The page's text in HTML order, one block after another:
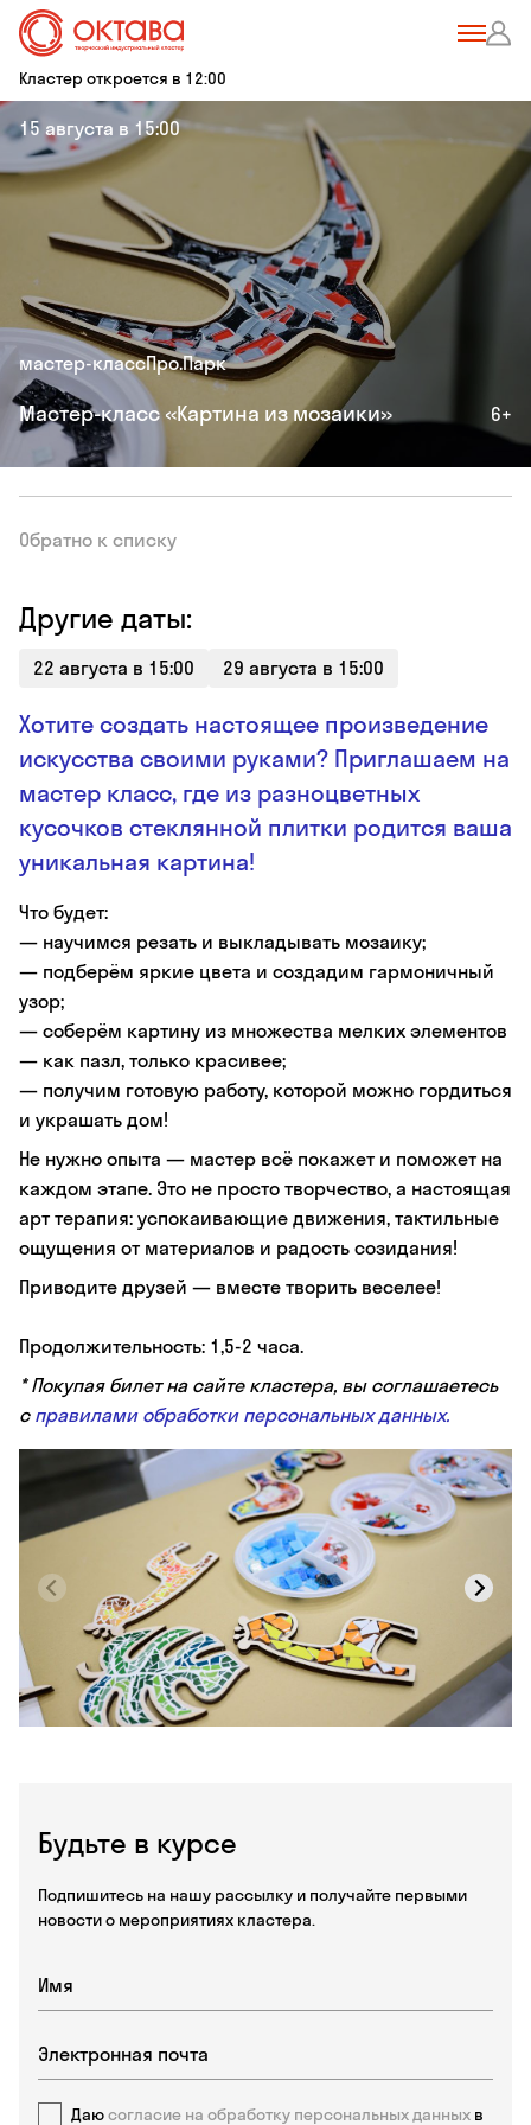
Кластер откроется в 12:00
15 августа в 15:00
мастер-классПро.Парк
Мастер-класс «Картина из мозаики» 6+
Будьте в курсе
Подпишитесь на нашу рассылку и получайте первыми
новости о мероприятиях кластера.
Даюсогласие на обработку персональных данных в
Другие даты:
22 августа в 15:00 29 августа в 15:00
Хотите создать настоящее произведение
искусства своими руками? Приглашаем на
мастер класс, где из разноцветных
кусочков стеклянной плитки родится ваша
уникальная картина!
Что будет:
— научимся резать и выкладывать мозаику;
— подберём яркие цвета и создадим гармоничный
узор;
— соберём картину из множества мелких элементов
— как пазл, только красивее;
— получим готовую работу, которой можно гордиться
и украшать дом!
Не нужно опыта — мастер всё покажет и поможет на
каждом этапе. Это не просто творчество, а настоящая
арт терапия: успокаивающие движения, тактильные
ощущения от материалов и радость созидания!
Приводите друзей — вместе творить веселее!
Продолжительность: 1,5-2 часа.
* Покупая билет на сайте кластера, вы соглашаетесь
с правилами обработки персональных данных.
Обратно к списку